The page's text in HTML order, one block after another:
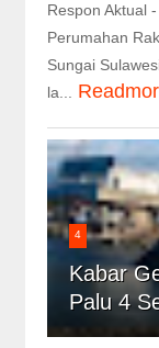
Respon Aktual
Perumahan
Sungai
la...
4
Kabar
Palu 4